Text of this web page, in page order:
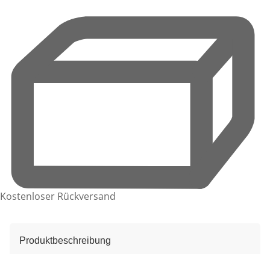
Kostenloser Rückversand
Produktbeschreibung